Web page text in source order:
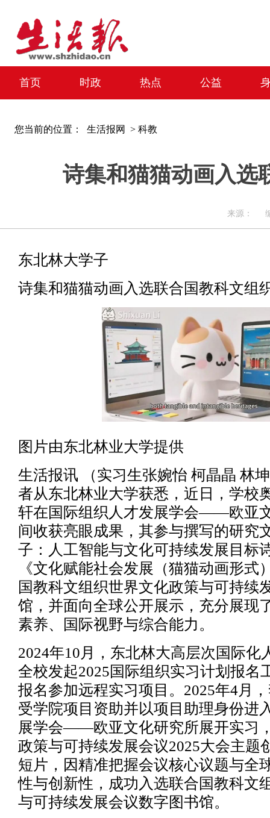
首页 时政 热点 公益
您当前的位置： 生活报网 > 科教
诗集和猫猫动画入选
来源： 编
东北林大学子
诗集和猫猫动画入选联合国教科文组
图片由东北林业大学提供
生活报讯 （实习生张婉怡 柯晶晶 林
者从东北林业大学获悉，近日，学校
轩在国际组织人才发展学会——欧亚
间收获亮眼成果，其参与撰写的研究
子：人工智能与文化可持续发展目标
《文化赋能社会发展（猫猫动画形式
国教科文组织世界文化政策与可持续
馆，并面向全球公开展示，充分展现
素养、国际视野与综合能力。
2024年10月，东北林大高层次国际化
全校发起2025国际组织实习计划报名
报名参加远程实习项目。2025年4月
受学院项目资助并以项目助理身份进
展学会——欧亚文化研究所展开实习
政策与可持续发展会议2025大会主题
短片，因精准把握会议核心议题与全
性与创新性，成功入选联合国教科文
与可持续发展会议数字图书馆。